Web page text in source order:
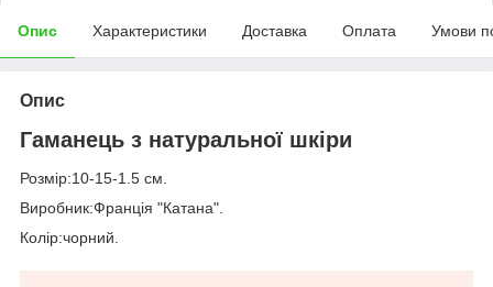
Опис Характеристики Доставка Оплата Умови
Опис
Гаманець з натуральної шкіри
Розмір:10-15-1.5 см.
Виробник:Франція "Катана".
Колір:чорний.